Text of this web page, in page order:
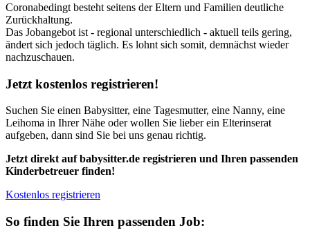
Coronabedingt besteht seitens der Eltern und Familien deutliche
Zurückhaltung.
Das Jobangebot ist - regional unterschiedlich - aktuell teils gering,
ändert sich jedoch täglich. Es lohnt sich somit, demnächst wieder
nachzuschauen.
Jetzt kostenlos registrieren!
Suchen Sie einen Babysitter, eine Tagesmutter, eine Nanny, eine
Leihoma in Ihrer Nähe oder wollen Sie lieber ein Elterinserat
aufgeben, dann sind Sie bei uns genau richtig.
Jetzt direkt auf babysitter.de registrieren und Ihren passenden
Kinderbetreuer finden!
Kostenlos registrieren
So finden Sie Ihren passenden Job: